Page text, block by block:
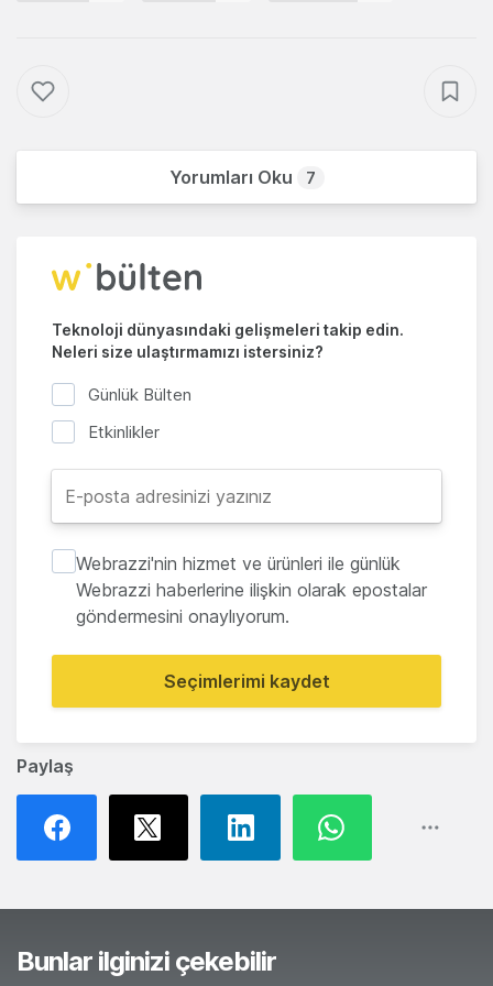
Paylaş
Yorumları Oku 7
Teknoloji dünyasındaki gelişmeleri takip edin.
Neleri size ulaştırmamızı istersiniz?
Günlük Bülten
Etkinlikler
Webrazzi'nin hizmet ve ürünleri ile günlük
Webrazzi haberlerine ilişkin olarak epostalar
göndermesini onaylıyorum.
Seçimlerimi kaydet
Bunlar ilginizi çekebilir